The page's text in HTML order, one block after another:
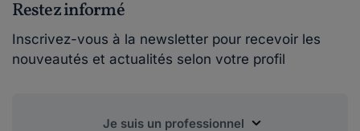
Restez informé
Inscrivez-vous à la newsletter pour recevoir les
nouveautés et actualités selon votre profil